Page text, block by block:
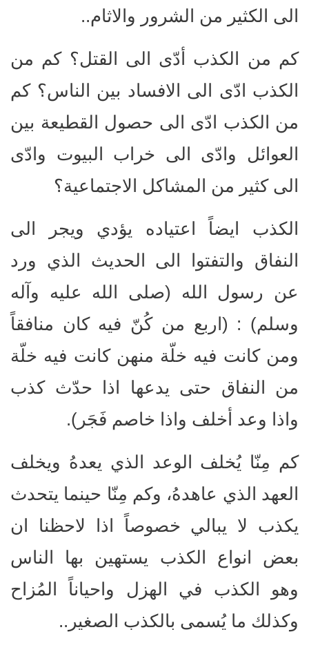
الى الكثير من الشرور والاثام..
كم من الكذب أدّى الى القتل؟ كم من
الكذب ادّى الى الافساد بين الناس؟ كم
من الكذب ادّى الى حصول القطيعة بين
العوائل وادّى الى خراب البيوت وادّى
الى كثير من المشاكل الاجتماعية؟
الكذب ايضاً اعتياده يؤدي ويجر الى
النفاق والتفتوا الى الحديث الذي ورد
عن رسول الله (صلى الله عليه وآله
وسلم) : (اربع من كُنّ فيه كان منافقاً
ومن كانت فيه خلّة منهن كانت فيه خلّة
من النفاق حتى يدعها اذا حدّث كذب
واذا وعد أخلف واذا خاصم فَجَر).
كم مِنّا يُخلف الوعد الذي يعدهُ ويخلف
العهد الذي عاهدهُ، وكم مِنّا حينما يتحدث
يكذب لا يبالي خصوصاً اذا لاحظنا ان
بعض انواع الكذب يستهين بها الناس
وهو الكذب في الهزل واحياناً المُزاح
وكذلك ما يُسمى بالكذب الصغير..